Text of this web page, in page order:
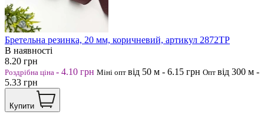
Бретельна резинка, 20 мм, коричневий, артикул 2872ТР
В наявності
8.20 грн
Роздрібна ціна - 4.10 грн Міні опт від 50 м - 6.15 грн Опт від 300 м -
5.33 грн
Купити